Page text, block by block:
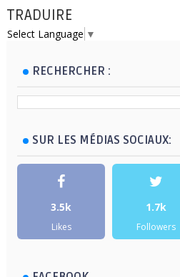
TRADUIRE
Select Language ▼
RECHERCHER :
SUR LES MÉDIAS SOCIAUX:
3.5k
Likes
1.7k
Followers